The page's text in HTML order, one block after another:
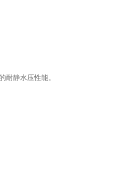
耐静水压性能。